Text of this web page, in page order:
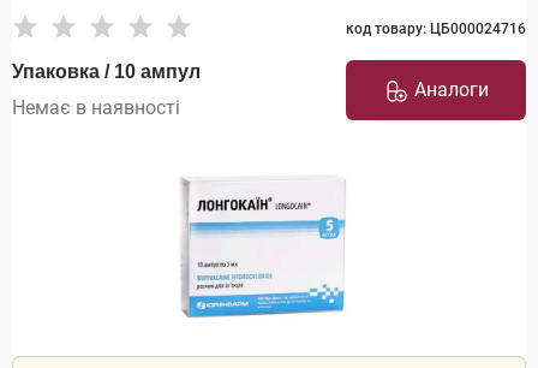
код товару: ЦБ000024716
Упаковка / 10 ампул
Немає в наявності
Аналоги